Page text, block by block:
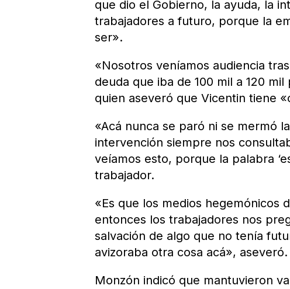
que dio el Gobierno, la ayuda, la
trabajadores a futuro, porque la
ser».
«Nosotros veníamos audiencia
deuda que iba de 100 mil a 120
quien aseveró que Vicentin tiene
«Acá nunca se paró ni se mermó
intervención siempre nos
veíamos esto, porque la palabra
trabajador.
«Es que los medios hegemónicos
entonces los trabajadores nos
salvación de algo que no tenía
avizoraba otra cosa acá», aseveró.
Monzón indicó que mantuvieron